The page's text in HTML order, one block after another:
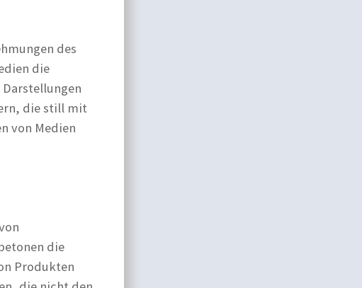
des
die
die still mit
von Medien
die
Produkten